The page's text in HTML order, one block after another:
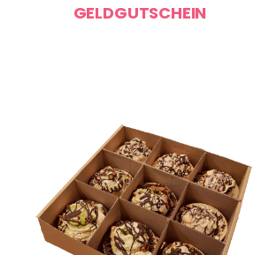
GELDGUTSCHEIN